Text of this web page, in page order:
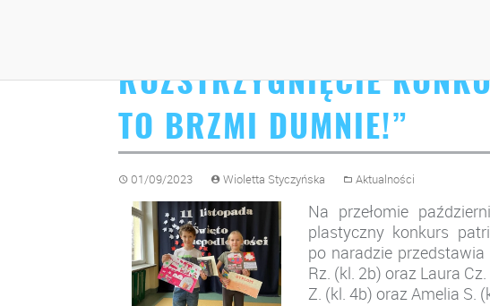
ROZSTRZYGNIĘCIE
TO BRZMI DUMNIE!”
01/09/2023 Wioletta Styczyńska Aktualności
Na przełomie
plastyczny konkurs
po naradzie
Rz. (kl. 2b) oraz Laura
Z. (kl. 4b) oraz Amelia S.